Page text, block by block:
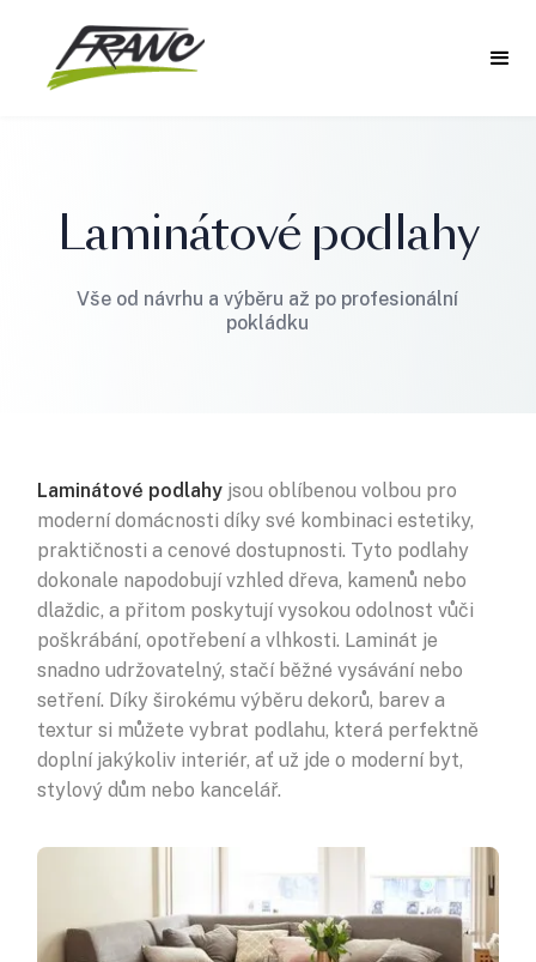
Laminátové podlahy
Vše od návrhu a výběru až po profesionální
pokládku
Laminátové podlahy jsou oblíbenou volbou pro
moderní domácnosti díky své kombinaci estetiky,
praktičnosti a cenové dostupnosti. Tyto podlahy
dokonale napodobují vzhled dřeva, kamenů nebo
dlaždic, a přitom poskytují vysokou odolnost vůči
poškrábání, opotřebení a vlhkosti. Laminát je
snadno udržovatelný, stačí běžné vysávání nebo
setření. Díky širokému výběru dekorů, barev a
textur si můžete vybrat podlahu, která perfektně
doplní jakýkoliv interiér, ať už jde o moderní byt,
stylový dům nebo kancelář.